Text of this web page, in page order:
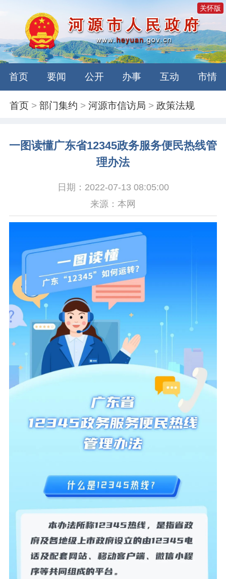
关怀版
首页 要闻 公开 办事 互动 市情
首页 >部门集约 >河源市信访局 >政策法规
一图读懂广东省12345政务服务便民热线管
理办法
日期：2022-07-13 08:05:00
来源：本网